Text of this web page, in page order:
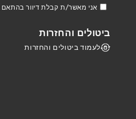
אני מאשר/ת קבלת דיוור בהתאם
ביטולים והחזרות
לעמוד ביטולים והחזרות